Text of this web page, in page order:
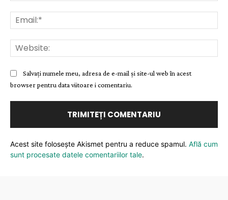
Salvați numele meu, adresa de e-mail și site-ul web în acest
browser pentru data viitoare i comentariu.
Acest site folosește Akismet pentru a reduce spamul. Află cum
sunt procesate datele comentariilor tale.